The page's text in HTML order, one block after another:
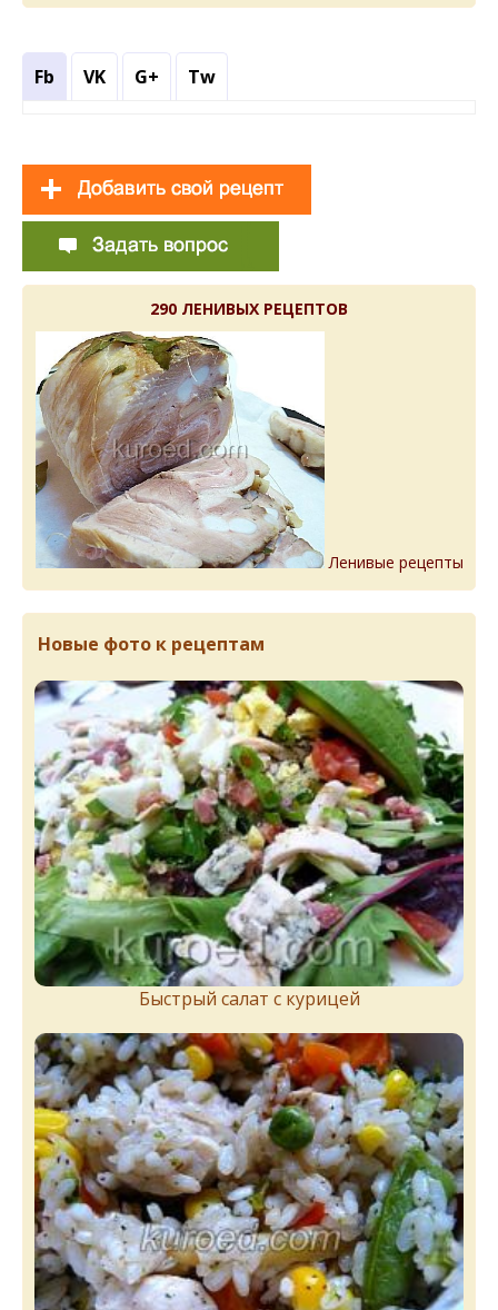
Fb VK G+ Tw
290 ЛЕНИВЫХ РЕЦЕПТОВ
Ленивые рецепты
Новые фото к рецептам
Быстрый салат с курицей